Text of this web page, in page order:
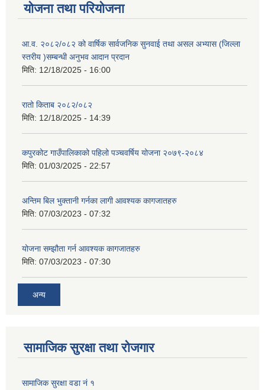
योजना तथा परियोजना
आ.व. २०८२/०८२ को वार्षिक सार्वजनिक सुनवाई तथा असल अभ्यास (जिल्ला
स्तरीय )सम्बन्धी अनुभव आदान प्रदान
मिति: 12/18/2025 - 16:00
रातो किताब २०८२/०८२
मिति: 12/18/2025 - 14:39
कपुरकोट गाउँपालिकाको पहिलो पञ्चवर्षिय योजना २०७९-२०८४
मिति: 01/03/2025 - 22:57
अन्तिम बिल भुक्तानी गर्नका लागी आवश्यक कागजातहरु
मिति: 07/03/2023 - 07:32
योजना सम्झौता गर्न आवश्यक कागजातहरु
मिति: 07/03/2023 - 07:30
अन्य
सामाजिक सुरक्षा तथा रोजगार
सामाजिक सुरक्षा वडा नं १